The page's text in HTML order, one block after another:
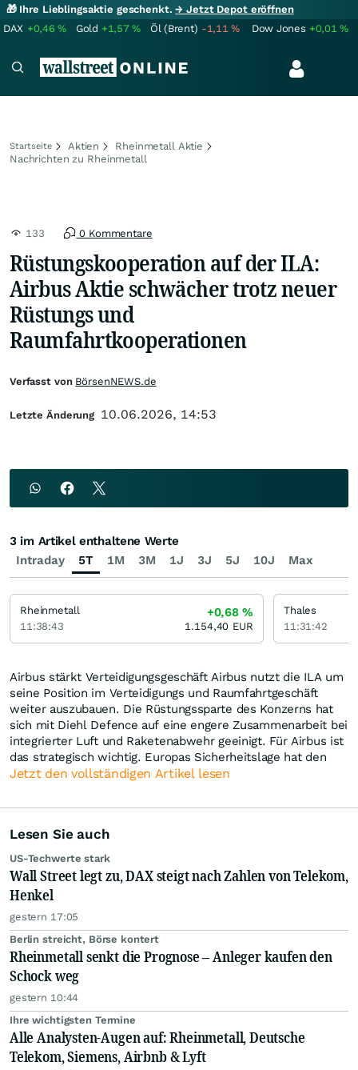
🎁 Ihre Lieblingsaktie geschenkt.→ Jetzt Depot eröffnen
DAX +0,46% Gold +1,57% Öl (Brent) -1,11% Dow Jones +0,01%
Startseite Aktien
Rheinmetall Aktie
Nachrichten zu Rheinmetall
133 0 Kommentare
Rüstungskooperation auf der ILA:
Airbus Aktie schwächer trotz neuer
Rüstungs und
Raumfahrtkooperationen
Airbus stärkt Verteidigungsgeschäft Airbus nutzt die ILA um
seine Position im Verteidigungs und Raumfahrtgeschäft
weiter auszubauen. Die Rüstungssparte des Konzerns hat
sich mit Diehl Defence auf eine engere Zusammenarbeit bei
integrierter Luft und Raketenabwehr geeinigt. Für Airbus ist
das strategisch wichtig. Europas Sicherheitslage hat den
Jetzt den vollständigen Artikel lesen
Lesen Sie auch
US-Techwerte stark
Wall Street legt zu, DAX steigt nach Zahlen von Telekom,
Henkel
gestern 17:05
Berlin streicht, Börse kontert
Rheinmetall senkt die Prognose – Anleger kaufen den
Schock weg
gestern 10:44
Ihre wichtigsten Termine
Alle Analysten-Augen auf: Rheinmetall, Deutsche
Telekom, Siemens, Airbnb & Lyft
Verfasst von BörsenNEWS.de
Letzte Änderung 10.06.2026, 14:53
Intraday 5T 1M 3M 1J 3J 5J 10J Max
3 im Artikel enthaltene Werte
Rheinmetall
11:38:43
+0,68%
1.154,40 EUR
Thales
11:31:42